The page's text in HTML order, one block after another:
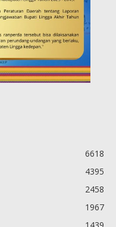
6618
4395
2458
1967